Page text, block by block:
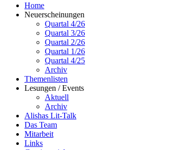
Home
Neuerscheinungen
Quartal 4/26
Quartal 3/26
Quartal 2/26
Quartal 1/26
Quartal 4/25
Archiv
Themenlisten
Lesungen / Events
Aktuell
Archiv
Alishas Lit-Talk
Das Team
Mitarbeit
Links